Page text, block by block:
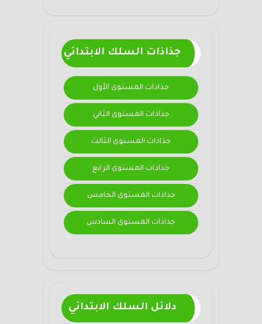
جذاذات السلك الابتدائي
جذاذات المستوى الأول
جذاذات المستوى الثاني
جذاذات المستوى الثالث
جذاذات المستوى الرابع
جذاذات المستوى الخامس
جذاذات المستوى السادس
دلائل السلك الابتدائي